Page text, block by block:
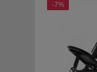
-7%